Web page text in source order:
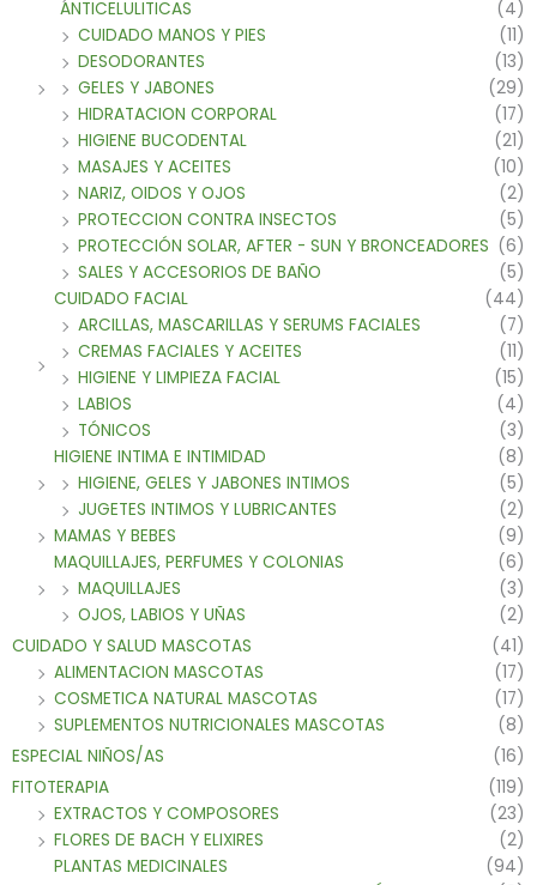
ANTICELULITICAS
(4)
CUIDADO MANOS Y PIES
(11)
DESODORANTES
(13)
GELES Y JABONES
(29)
HIDRATACION CORPORAL
(17)
HIGIENE BUCODENTAL
(21)
MASAJES Y ACEITES
(10)
NARIZ, OIDOS Y OJOS
(2)
PROTECCION CONTRA INSECTOS
(5)
PROTECCIÓN SOLAR, AFTER - SUN Y BRONCEADORES (6)
SALES Y ACCESORIOS DE BAÑO
(5)
CUIDADO FACIAL
(44)
ARCILLAS, MASCARILLAS Y SERUMS FACIALES
(7)
CREMAS FACIALES Y ACEITES
(11)
HIGIENE Y LIMPIEZA FACIAL
(15)
LABIOS
(4)
TÓNICOS
(3)
HIGIENE INTIMA E INTIMIDAD
(8)
HIGIENE, GELES Y JABONES INTIMOS
(5)
JUGETES INTIMOS Y LUBRICANTES
(2)
MAMAS Y BEBES
(9)
MAQUILLAJES, PERFUMES Y COLONIAS
(6)
MAQUILLAJES
(3)
OJOS, LABIOS Y UÑAS
(2)
CUIDADO Y SALUD MASCOTAS
(41)
ALIMENTACION MASCOTAS
(17)
COSMETICA NATURAL MASCOTAS
(17)
SUPLEMENTOS NUTRICIONALES MASCOTAS
(8)
ESPECIAL NIÑOS/AS
(16)
FITOTERAPIA
(119)
EXTRACTOS Y COMPOSORES
(23)
FLORES DE BACH Y ELIXIRES
(2)
PLANTAS MEDICINALES
(94)